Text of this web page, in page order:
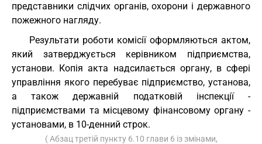
представники слідчих органів, охорони і державного
пожежного нагляду.
Результати роботи комісії оформляються актом,
який затверджується керівником підприємства,
установи. Копія акта надсилається органу, в сфері
управління якого перебуває підприємство, установа,
а також державній податковій інспекції -
підприємствами та місцевому фінансовому органу -
установами, в 10-денний строк.
( Абзац третій пункту 6.10 глави 6 із змінами,